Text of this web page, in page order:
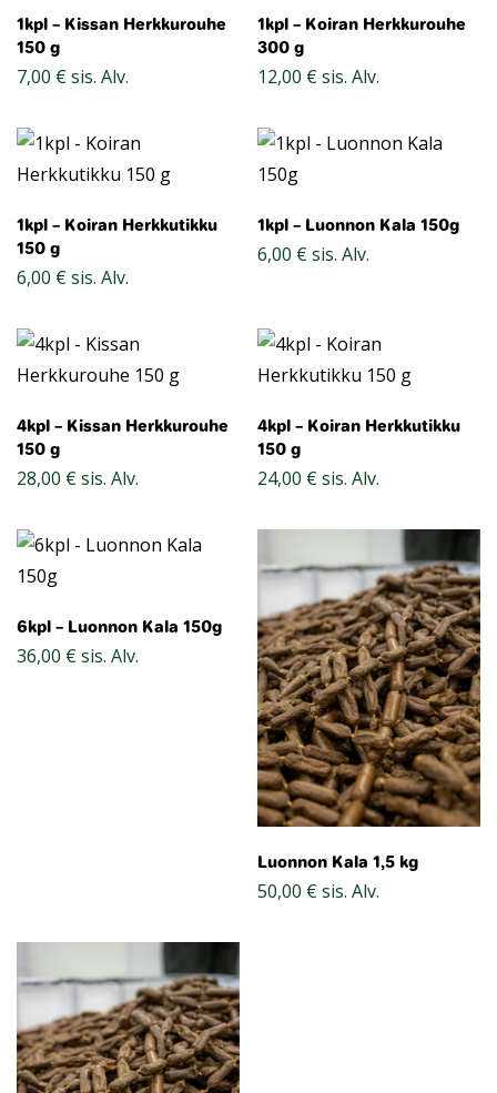
1kpl – Kissan Herkkurouhe
150 g
7,00 € sis. Alv.
1kpl – Koiran Herkkurouhe
300 g
12,00 € sis. Alv.
1kpl – Koiran Herkkutikku
150 g
6,00 € sis. Alv.
1kpl – Luonnon Kala 150g
6,00 € sis. Alv.
4kpl – Kissan Herkkurouhe
150 g
28,00 € sis. Alv.
4kpl – Koiran Herkkutikku
150 g
24,00 € sis. Alv.
6kpl – Luonnon Kala 150g
36,00 € sis. Alv.
Luonnon Kala 1,5 kg
50,00 € sis. Alv.